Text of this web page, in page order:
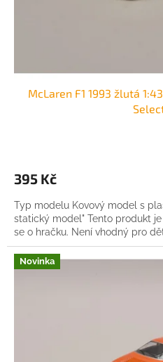
McLaren F1 1993 žlutá
395 Kč
Typ modelu Kovový model s
statický model" Tento produkt
se o hračku. Není vhodný pro
Novinka